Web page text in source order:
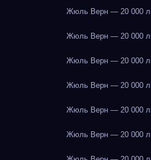
Жюль Верн — 20 000
Жюль Верн — 20 000
Жюль Верн — 20 000
Жюль Верн — 20 000
Жюль Верн — 20 000
Жюль Верн — 20 000